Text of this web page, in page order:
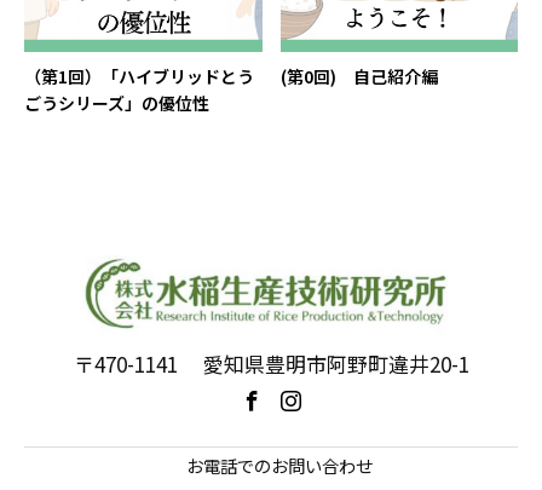
（第1回）「ハイブリッドとう
ごうシリーズ」の優位性
(第0回) 自己紹介編
〒470-1141 愛知県豊明市阿野町違井20-1
お電話でのお問い合わせ